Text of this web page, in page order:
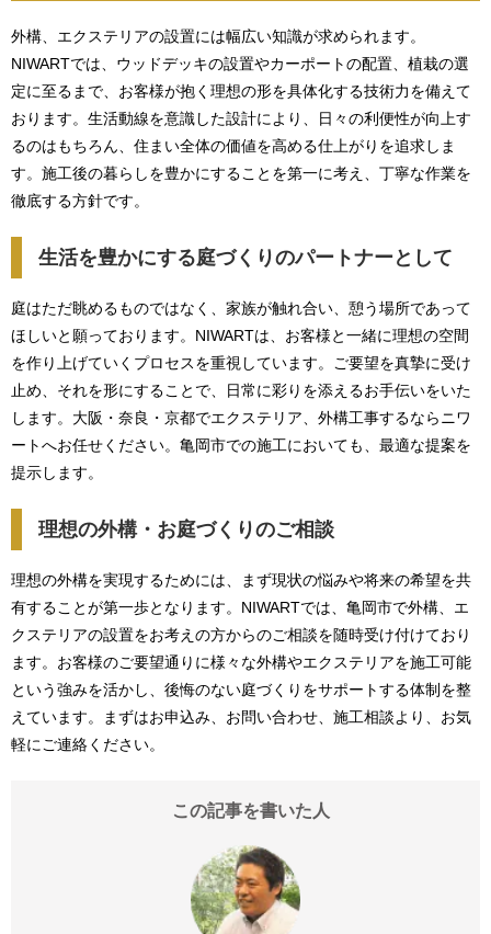
外構、エクステリアの設置には幅広い知識が求められます。
NIWARTでは、ウッドデッキの設置やカーポートの配置、植栽の選
定に至るまで、お客様が抱く理想の形を具体化する技術力を備えて
おります。生活動線を意識した設計により、日々の利便性が向上す
るのはもちろん、住まい全体の価値を高める仕上がりを追求しま
す。施工後の暮らしを豊かにすることを第一に考え、丁寧な作業を
徹底する方針です。
生活を豊かにする庭づくりのパートナーとして
庭はただ眺めるものではなく、家族が触れ合い、憩う場所であって
ほしいと願っております。NIWARTは、お客様と一緒に理想の空間
を作り上げていくプロセスを重視しています。ご要望を真摯に受け
止め、それを形にすることで、日常に彩りを添えるお手伝いをいた
します。大阪・奈良・京都でエクステリア、外構工事するならニワ
ートへお任せください。亀岡市での施工においても、最適な提案を
提示します。
理想の外構・お庭づくりのご相談
理想の外構を実現するためには、まず現状の悩みや将来の希望を共
有することが第一歩となります。NIWARTでは、亀岡市で外構、エ
クステリアの設置をお考えの方からのご相談を随時受け付けており
ます。お客様のご要望通りに様々な外構やエクステリアを施工可能
という強みを活かし、後悔のない庭づくりをサポートする体制を整
えています。まずはお申込み、お問い合わせ、施工相談より、お気
軽にご連絡ください。
この記事を書いた人